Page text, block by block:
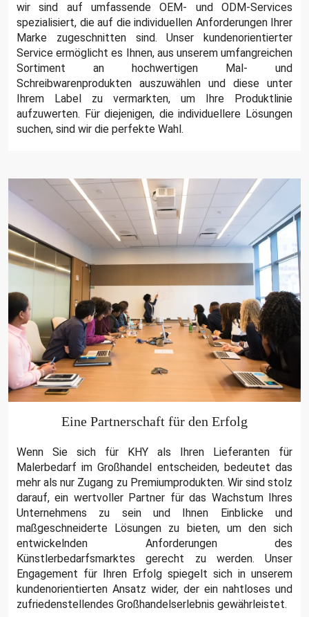
wir sind auf umfassende OEM- und ODM-Services
spezialisiert, die auf die individuellen Anforderungen Ihrer
Marke zugeschnitten sind. Unser kundenorientierter
Service ermöglicht es Ihnen, aus unserem umfangreichen
Sortiment an hochwertigen Mal- und
Schreibwarenprodukten auszuwählen und diese unter
Ihrem Label zu vermarkten, um Ihre Produktlinie
aufzuwerten. Für diejenigen, die individuellere Lösungen
suchen, sind wir die perfekte Wahl.
Eine Partnerschaft für den Erfolg
Wenn Sie sich für KHY als Ihren Lieferanten für
Malerbedarf im Großhandel entscheiden, bedeutet das
mehr als nur Zugang zu Premiumprodukten. Wir sind stolz
darauf, ein wertvoller Partner für das Wachstum Ihres
Unternehmens zu sein und Ihnen Einblicke und
maßgeschneiderte Lösungen zu bieten, um den sich
entwickelnden Anforderungen des
Künstlerbedarfsmarktes gerecht zu werden. Unser
Engagement für Ihren Erfolg spiegelt sich in unserem
kundenorientierten Ansatz wider, der ein nahtloses und
zufriedenstellendes Großhandelserlebnis gewährleistet.